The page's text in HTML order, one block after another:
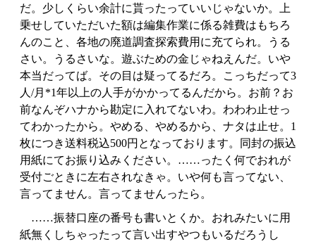
だ。少しくらい余計に貰ったっていいじゃないか。上
乗せしていただいた額は編集作業に係る雑費はもちろ
んのこと、各地の廃道調査探索費用に充てられ。うる
さい。うるさいな。遊ぶための金じゃねえんだ。いや
本当だってば。その目は疑ってるだろ。こっちだって3
人/月*1年以上の人手がかかってるんだから。お前？お
前なんぞハナから勘定に入れてないわ。わわわ止せっ
てわかったから。やめる、やめるから、ナタは止せ。1
枚につき送料税込500円となっております。同封の振込
用紙にてお振り込みください。……ったく何でおれが
受付ごときに左右されなきゃ。いや何も言ってない、
言ってません。言ってませんったら。
……振替口座の番号も書いとくか。おれみたいに用
紙無くしちゃったって言い出すやつもいるだろうし